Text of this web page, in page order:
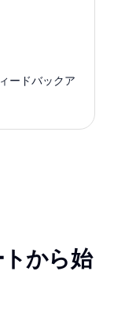
ードバックア
から始